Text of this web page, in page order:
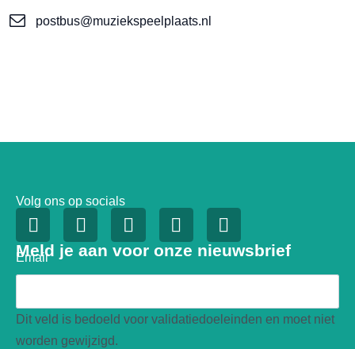
postbus@muziekspeelplaats.nl
Volg ons op socials
Meld je aan voor onze nieuwsbrief
Email
Dit veld is bedoeld voor validatiedoeleinden en moet niet
worden gewijzigd.